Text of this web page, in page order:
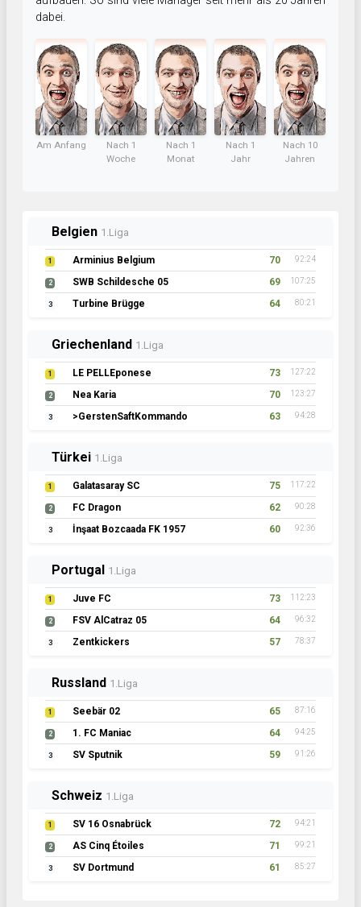
dabei.
Am Anfang
Nach 1
Woche
Nach 1
Monat
Nach 1
Jahr
Nach 10
Jahren
Belgien 1.Liga
1 Arminius Belgium 70 92:24
2 SWB Schildesche 05 69 107:25
3 Turbine Brügge 64 80:21
Griechenland 1.Liga
1 LE PELLEponese 73 127:22
2 Nea Karia 70 123:27
3 >GerstenSaftKommando 63 94:28
Türkei 1.Liga
1 Galatasaray SC 75 117:22
2 FC Dragon 62 90:28
3 İnşaat Bozcaada FK 1957 60 92:36
Portugal 1.Liga
1 Juve FC 73 112:23
2 FSV AlCatraz 05 64 96:32
3 Zentkickers 57 78:37
Russland 1.Liga
1 Seebär 02 65 87:16
2 1. FC Maniac 64 94:25
3 SV Sputnik 59 91:26
Schweiz 1.Liga
1 SV 16 Osnabrück 72 94:21
2 AS Cinq Étoiles 71 99:21
3 SV Dortmund 61 85:27